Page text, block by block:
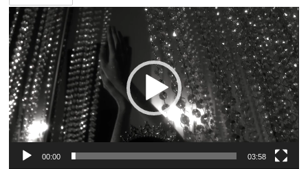
Video
Player
00:00 03:58